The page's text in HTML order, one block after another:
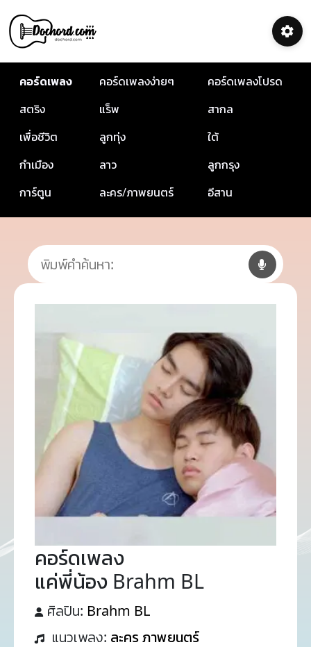
คอร์ดเพลง คอร์ดเพลงง่ายๆ
คอร์ดเพลงโปรด
สตริง
แร็พ
สากล
เพื่อชีวิต
ลูกทุ่ง
ใต้
กำเมือง
ลาว
ลูกกรุง
การ์ตูน
ละคร/ภาพยนตร์ อีสาน
คอร์ดเพลง
แค่พี่น้อง Brahm BL
ศิลปิน: Brahm BL
แนวเพลง: ละคร ภาพยนตร์